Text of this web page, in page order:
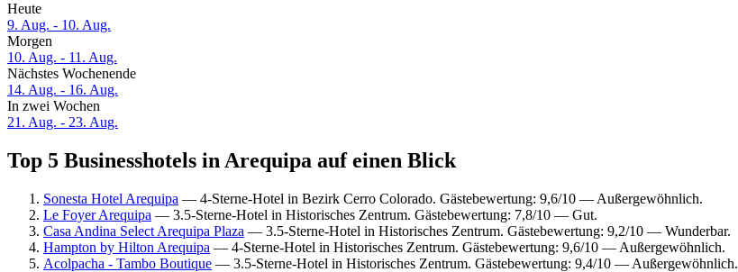
Heute
9. Aug. - 10. Aug.
Morgen
10. Aug. - 11. Aug.
Nächstes Wochenende
14. Aug. - 16. Aug.
In zwei Wochen
21. Aug. - 23. Aug.
Top 5 Businesshotels in Arequipa auf einen Blick
Sonesta Hotel Arequipa — 4-Sterne-Hotel in Bezirk Cerro Colorado. Gästebewertung: 9,6/10 — Außergewöhnlich.
Le Foyer Arequipa — 3.5-Sterne-Hotel in Historisches Zentrum. Gästebewertung: 7,8/10 — Gut.
Casa Andina Select Arequipa Plaza — 3.5-Sterne-Hotel in Historisches Zentrum. Gästebewertung: 9,2/10 — Wunderbar.
Hampton by Hilton Arequipa — 4-Sterne-Hotel in Historisches Zentrum. Gästebewertung: 9,6/10 — Außergewöhnlich.
Acolpacha - Tambo Boutique — 3.5-Sterne-Hotel in Historisches Zentrum. Gästebewertung: 9,4/10 — Außergewöhnlich.